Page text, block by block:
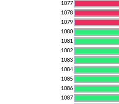
1077
1078
1079
1080
1081
1082
1083
1084
1085
1086
1087